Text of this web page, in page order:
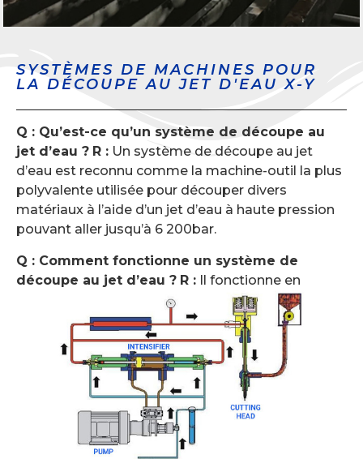
SYSTÈMES DE MACHINES POUR
LA DÉCOUPE AU JET D'EAU X-Y
Q : Qu’est-ce qu’un système de découpe au
jet d’eau ? R : Un système de découpe au jet
d’eau est reconnu comme la machine-outil la plus
polyvalente utilisée pour découper divers
matériaux à l’aide d’un jet d’eau à haute pression
pouvant aller jusqu’à 6 200bar.
Q : Comment fonctionne un système de
découpe au jet d’eau ? R : Il fonctionne en